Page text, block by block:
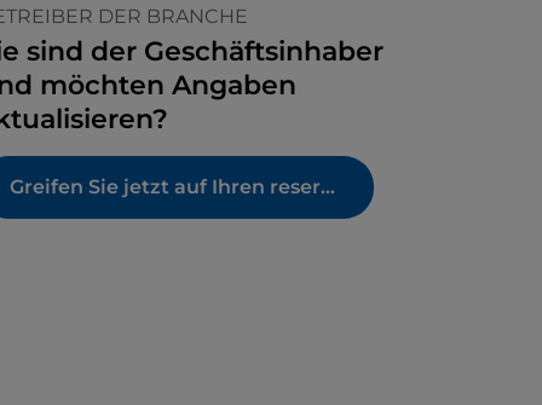
DER BRANCHE
sind der Geschäftsinhaber
möchten Angaben
Greifen Sie jetzt auf Ihren reservierten Bereich zu